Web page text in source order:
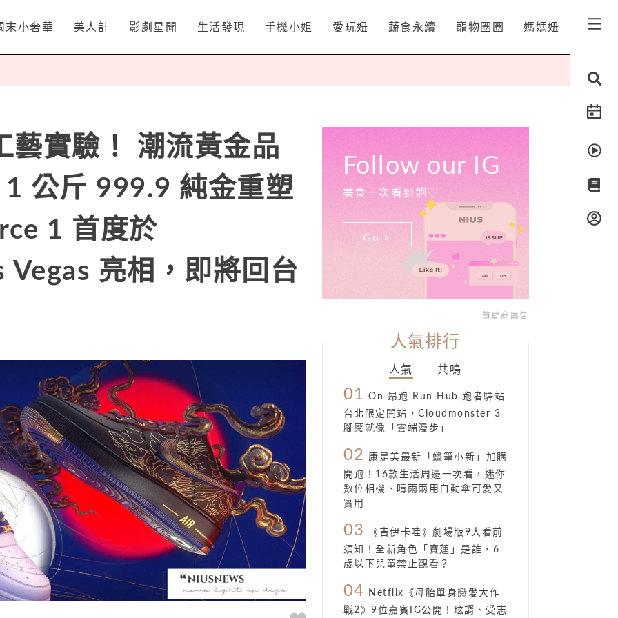
末小奢華 美人計 影劇星聞 生活發現 手機小姐 愛玩妞 蔬食永續 寵物圈圈 媽媽妞
藝實驗！ 潮流黃金品
公斤 999.9 純金重塑
1 首度於
Vegas 亮相，即將回台
Follow our IG
美食一次看到飽♡
Go >
贊助商廣告
人氣排行
人氣 共鳴
01 On 昂跑 Run Hub 跑者驛站
台北限定開站，Cloudmonster 3
腳感就像「雲端漫步」
02
康是美最新「蠟筆小新」加購
開跑！16款生活周邊一次看，迷你
數位相機、晴雨兩用自動傘可愛又
實用
03
《吉伊卡哇》劇場版9大看前
須知！全新角色「賽蓮」是誰，6
歲以下兒童禁止觀看？
04
Netflix《母胎單身戀愛大作
戰2》9位嘉賓IG公開！玹諝、受志